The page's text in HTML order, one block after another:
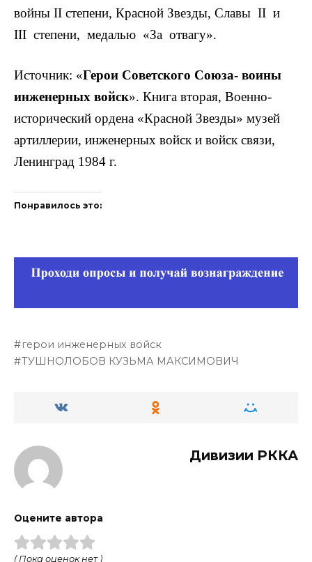
войны II степени, Красной Звезды, Славы II и
III степени, медалью «За отвагу».
Источник: «Герои Советского Союза- воины
инженер­ных войск». Книга вторая, Военно-
исторический ордена «Красной Звезды» музей
артиллерии, инженерных войск и войск связи,
Ленинград 1984 г.
Понравилось это:
герои инженерных войск
ТУШНОЛОБОВ КУЗЬМА МАКСИМОВИЧ
Дивизии РККА
Оцените автора
( Пока оценок нет )